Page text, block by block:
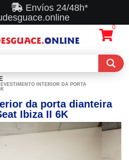
Envíos 24/48h*
0
INTERIOR DA PORTA
da porta dianteira
Ibiza II 6K